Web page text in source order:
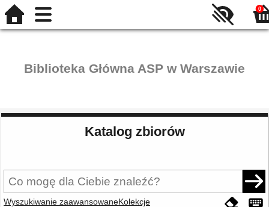
0
Biblioteka Główna ASP w Warszawie
Katalog zbiorów
Wyszukiwanie zaawansowaneKolekcje